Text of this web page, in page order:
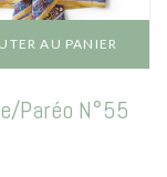
AU PANIER
Paréo N°55